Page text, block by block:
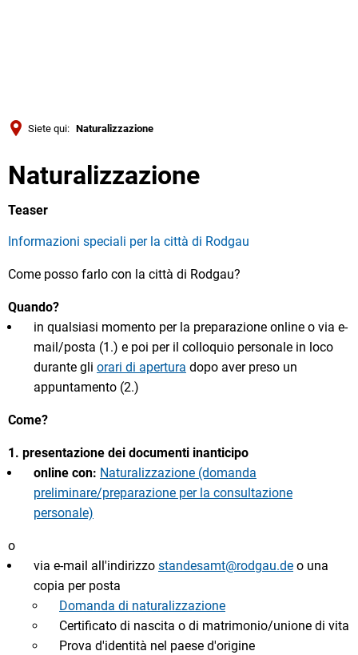
Siete qui: Naturalizzazione
Naturalizzazione
Teaser
Informazioni speciali per la città di Rodgau
Come posso farlo con la città di Rodgau?
Quando?
in qualsiasi momento per la preparazione online o via e-
mail/posta (1.) e poi per il colloquio personale in loco
durante gli orari di apertura dopo aver preso un
appuntamento (2.)
Come?
1. presentazione dei documenti inanticipo
online con: Naturalizzazione (domanda
preliminare/preparazione per la consultazione
personale)
o
via e-mail all'indirizzo standesamt@rodgau.de o una
copia per posta
Domanda di naturalizzazione
Certificato di nascita o di matrimonio/unione di vita
Prova d'identità nel paese d'origine